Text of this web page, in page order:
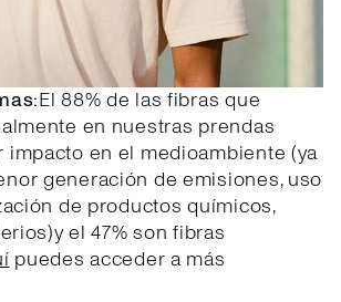
El 88% de las fibras que
en nuestras prendas
impacto en el medioambiente (ya
generación de emisiones, uso
de productos químicos,
el 47% son fibras
puedes acceder a más